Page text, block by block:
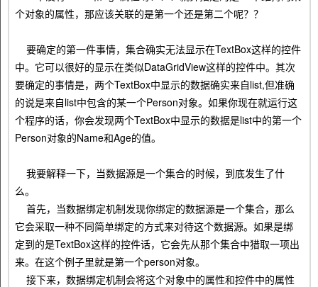
个对象的属性，那应该关联的是第一个还是第二个呢？？
要确定的第一件事情，集合确实无法显示在TextBox这样的控件
中。它可以很好的显示在类似DataGridView这样的控件中。其次
要确定的事情是，两个TextBox中显示的数据确实来自list,但准确
的说是来自list中包含的某一个Person对象。如果你现在就运行这
个程序的话，你会发现两个TextBox中显示的数据是list中的第一个
Person对象的Name和Age的值。
我要解释一下，当数据源是一个集合的时候，到底发生了什
么。
首先，当数据绑定机制发现你绑定的数据源是一个集合，那么
它会采取一种不同简单绑定的方式来对待这个数据源。如果是绑
定到的是TextBox这样的控件话，它会先从那个集合中猎取一项出
来。在这个例子里就是第一个person对象。
接下来，数据绑定机制会将这个对象中的属性和控件中的属性